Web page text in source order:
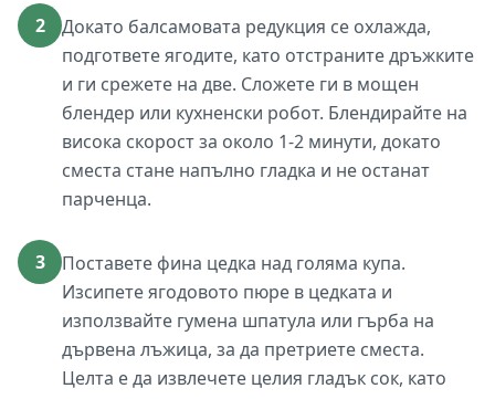
2
Докато балсамовата редукция се охлажда,
подгответе ягодите, като отстраните дръжките
и ги срежете на две. Сложете ги в мощен
блендер или кухненски робот. Блендирайте на
висока скорост за около 1-2 минути, докато
сместа стане напълно гладка и не останат
парченца.
3
Поставете фина цедка над голяма купа.
Изсипете ягодовото пюре в цедката и
използвайте гумена шпатула или гърба на
дървена лъжица, за да претриете сместа.
Целта е да извлечете целия гладък сок, като